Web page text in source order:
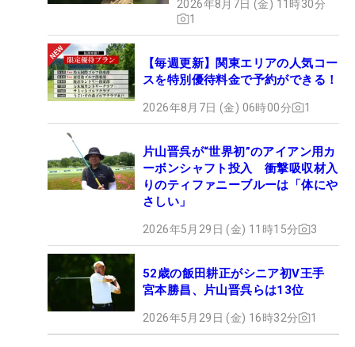
2026年8月7日 (金) 11時30分
1
【毎週更新】関東エリアの人気コー
スを特別優待料金で予約ができる！
2026年8月7日 (金) 06時00分 1
片山晋呉が“世界初”のアイアン用カ
ーボンシャフト投入 衝撃吸収材入
りのティファニーブルーは「体にや
さしい」
2026年5月29日 (金) 11時15分 3
52歳の飯田耕正がシニア初V王手
宮本勝昌、片山晋呉らは13位
2026年5月29日 (金) 16時32分 1